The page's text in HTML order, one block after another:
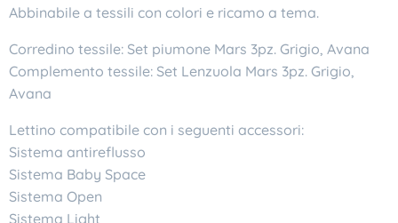
Abbinabile a tessili con colori e ricamo a tema.
Corredino tessile: Set piumone Mars 3pz. Grigio, Avana
Complemento tessile: Set Lenzuola Mars 3pz. Grigio,
Avana
Lettino compatibile con i seguenti accessori:
Sistema antireflusso
Sistema Baby Space
Sistema Open
Sistema Light